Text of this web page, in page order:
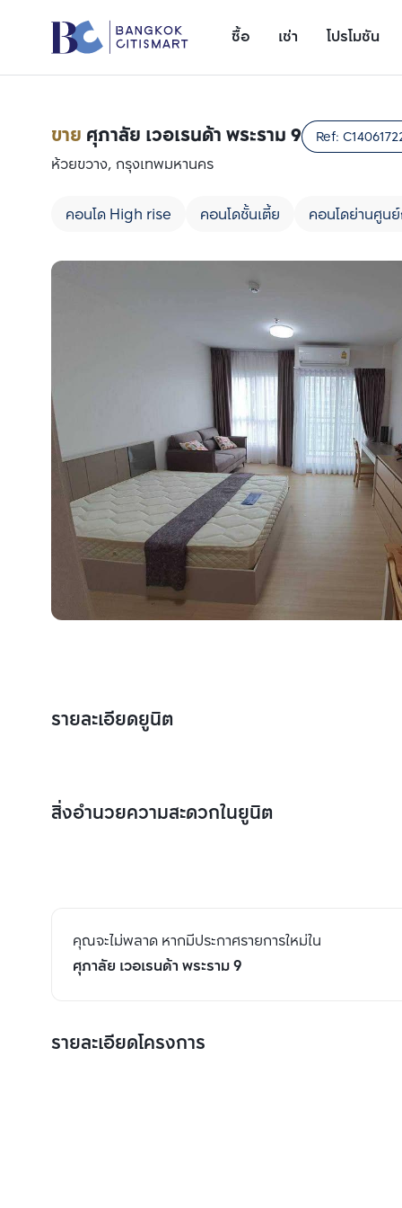
ซื้อ เช่า โปรโมชัน
ขาย ศุภาลัย เวอเรนด้า พระราม 9 Ref:
ห้วยขวาง, กรุงเทพมหานคร
คอนโด High rise คอนโดชั้นเตี้ย คอนโดย่านศูน
รายละเอียดยูนิต
สิ่งอำนวยความสะดวกในยูนิต
คุณจะไม่พลาด หากมีประกาศรายการใหม่ใน
ศุภาลัย เวอเรนด้า พระราม 9
รายละเอียดโครงการ